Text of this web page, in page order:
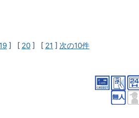
19 ] [ 20 ] [ 21 ] 次の10件